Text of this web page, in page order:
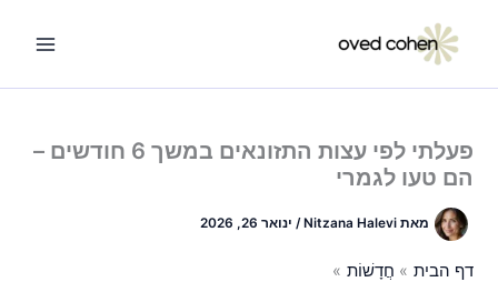
פעלתי לפי עצות התזונאים במשך 6 חודשים –
הם טעו לגמרי
מאתNitzana Halevi
/ ינואר 26, 2026
דף הבית
חֲדָשׁוֹת